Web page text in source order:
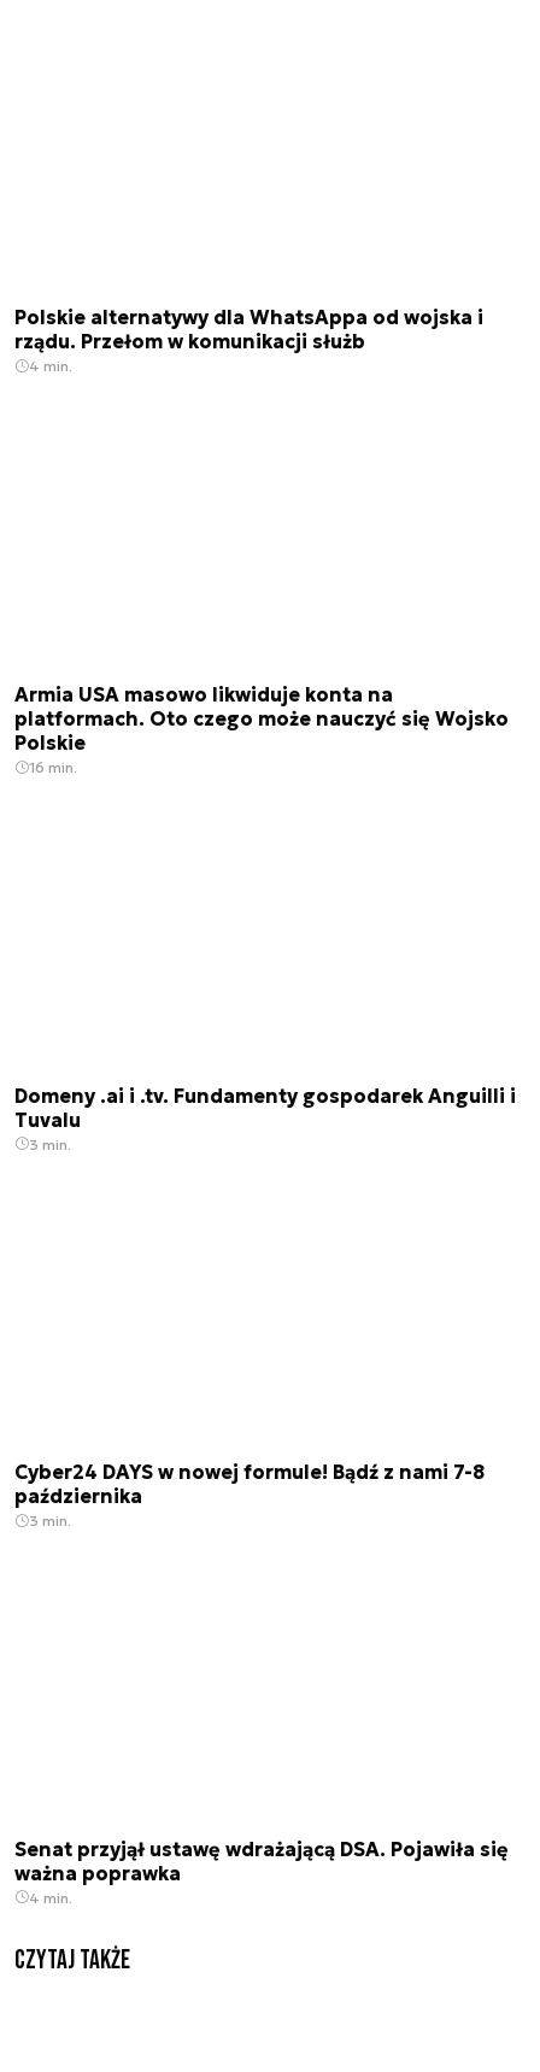
Polskie alternatywy dla WhatsAppa od wojska i
rządu. Przełom w komunikacji służb
4 min.
Armia USA masowo likwiduje konta na
platformach. Oto czego może nauczyć się Wojsko
Polskie
16 min.
Domeny .ai i .tv. Fundamenty gospodarek Anguilli i
Tuvalu
3 min.
Cyber24 DAYS w nowej formule! Bądź z nami 7-8
października
3 min.
Senat przyjął ustawę wdrażającą DSA. Pojawiła się
ważna poprawka
4 min.
Czytaj także